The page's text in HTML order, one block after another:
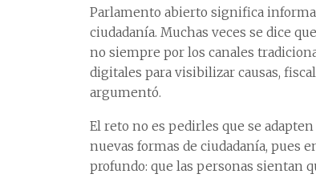
Parlamento abierto significa
ciudadanía. Muchas veces se dice
no siempre por los canales
digitales para visibilizar causas,
argumentó.
El reto no es pedirles que se
nuevas formas de ciudadanía, pues
profundo: que las personas sientan